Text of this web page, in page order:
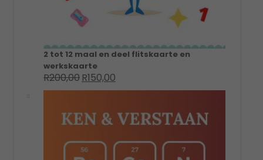
2 tot 12 maal en deel flitskaarte en
werkskaarte
R200,00 Original
price
R200,00.
R150,00
price
R150,00.